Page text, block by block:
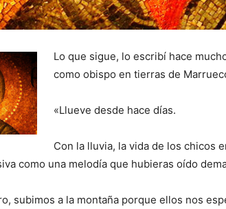
Lo que sigue, lo escribí hace
como obispo en tierras de
«Llueve desde hace días.
Con la lluvia, la vida de los chicos
como una melodía que hubieras oído
subimos a la montaña porque ellos nos